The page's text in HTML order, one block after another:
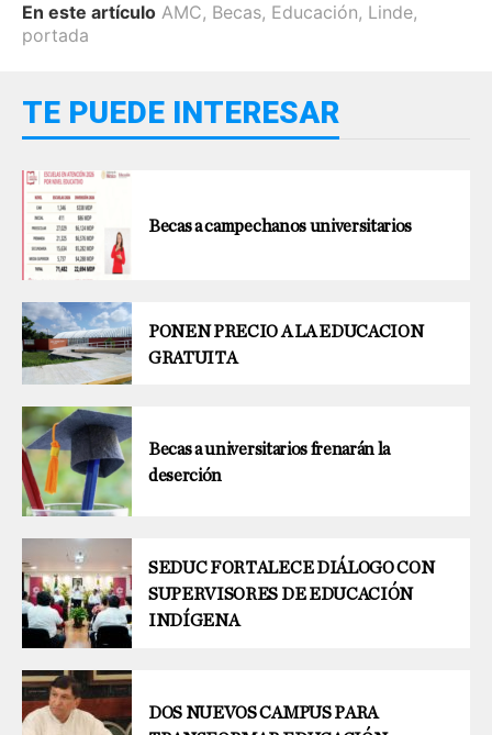
En este artículo AMC, Becas, Educación, Linde,
portada
TE PUEDE INTERESAR
Becas a campechanos universitarios
PONEN PRECIO A LA EDUCACION
GRATUITA
Becas a universitarios frenarán la
deserción
SEDUC FORTALECE DIÁLOGO CON
SUPERVISORES DE EDUCACIÓN
INDÍGENA
DOS NUEVOS CAMPUS PARA